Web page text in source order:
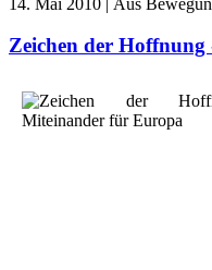
Zeichen der